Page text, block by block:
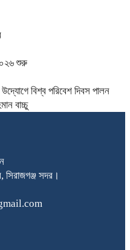
শুরু
বিশ্ব পরিবেশ দিবস পালন
বাচ্চু
সিরাজগঞ্জ সদর।